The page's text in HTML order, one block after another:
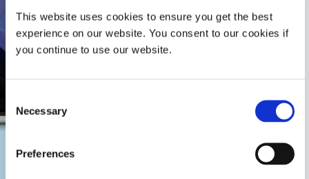
This website uses cookies to ensure you get the best
experience on our website. You consent to our cookies if
you continue to use our website.
Selection
Necessary
Preferences
Lorsqu'un fabricant de dispositifs médicaux a commencé
à rencontrer des défaillances sur le terrain, il s'est associé